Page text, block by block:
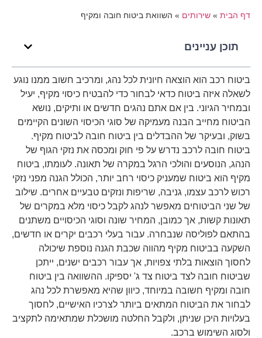
דף הבית» שירותים» השוואת ביטוח חובה ומקיף
תוכן עניינים
ביטוח רכב הוא הוצאה חיונית לכל נהג, ומרכיב חשוב ממנו נוגע
לשאלה איזה ביטוח כדאי לבחור כדי להבטיח כיסוי מקיף, יעיל
ובמחיר הגיוני. בין אם אתם נהגים חדשים או ותיקים, נושא
הביטוח מחייב הבנה מעמיקה של סוגי הכיסוי השונים הקיימים
בשוק, ובעיקר של ההבדלים בין ביטוח חובה לביטוח מקיף.
ביטוח חובה לרכב נדרש על פי חוק ומכסה את נזקי הגוף של
הנהג, הנוסעים והולכי הרגל במקרה של תאונה. לעומתו, ביטוח
מקיף הוא ביטוח שמעניק כיסוי רחב יותר, הכולל הגנה מפני נזקי
רכוש לרכב עצמו, גניבה, שריפות ונזקים טבעיים אחרים. שילוב
של שני הביטוחים מאפשר לנהג לקבל כיסוי מלא במקרים של
תאונות קשות, אך כמובן, המחיר שונה וסוגי הכיסויים משתנים
בהתאם לפוליסה שנבחרה. עבור בעלי רכבים יקרים או חדשים,
השקעה בביטוח מקיף מהווה שכבת הגנה נוספת שיכולה
לחסוך הוצאות בלתי צפויות, אך עבור רכבים ישנים, ייתכן
שביטוח חובה לצד ביטוח צד ג' יספיקו. ההשוואה בין ביטוח
חובה ומקיף חשובה במיוחד, כיוון שהיא מאפשרת לכל נהג
לבחור את הביטוח המתאים ביותר לצרכיו האישיים, לחסוך
בעלויות היכן שניתן, ולקבל החלטה מושכלת שמתאימה לתקציב
ולסוג השימוש ברכב.